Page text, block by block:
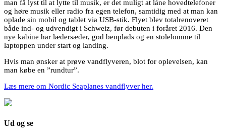
man få lyst til at lytte til musik, er det muligt at låne hovedtelefoner
og høre musik eller radio fra egen telefon, samtidig med at man kan
oplade sin mobil og tablet via USB-stik. Flyet blev totalrenoveret
både ind- og udvendigt i Schweiz, før debuten i foråret 2016. Den
nye kabine har lædersæder, god benplads og en stolelomme til
laptoppen under start og landing.
Hvis man ønsker at prøve vandflyveren, blot for oplevelsen, kan
man købe en ”rundtur”.
Læs mere om Nordic Seaplanes vandflyver her.
Ud og se